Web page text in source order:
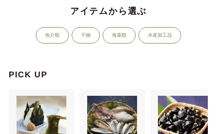
アイテムから選ぶ
魚介類 干物 海藻類 水産加工品
PICK UP